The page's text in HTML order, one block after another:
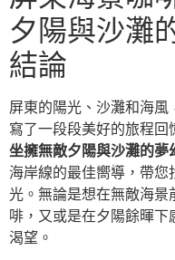
夕陽與沙灘
結論
屏東的陽光、沙灘和海
寫了一段段美好的旅程回
坐擁無敵夕陽與沙灘的夢
海岸線的最佳嚮導，帶
光。無論是想在無敵海景
啡，又或是在夕陽餘暉下
渴望。